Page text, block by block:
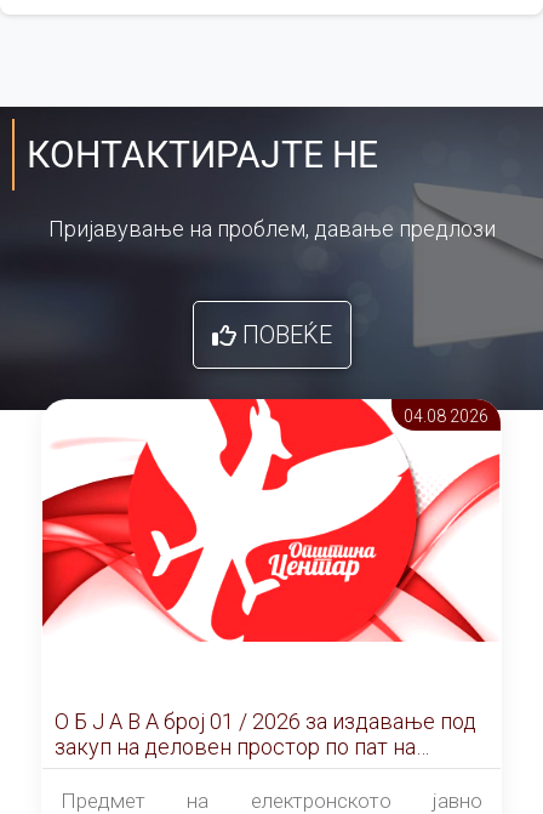
КОНТАКТИРАЈТЕ НЕ
Пријавување на проблем, давање предлози
ПОВЕЌЕ
04.08 2026
О Б Ј А В А брoj 01 / 2026 за издавање под
закуп на деловен простор по пат на
ЕЛЕКТРОНСКО ЈАВНО НАДДАВАЊЕ
Предмет на електронското јавно